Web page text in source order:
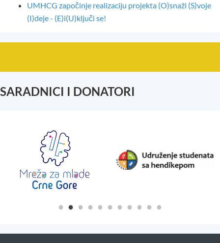
UMHCG započinje realizaciju projekta (O)snaži (S)voje
(I)deje - (E)i(U)ključi se!
SARADNICI I DONATORI